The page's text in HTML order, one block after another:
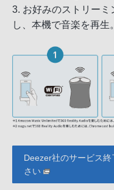
3. お好みのストリー
し、本機で音楽を再生。
Deezer社のサービス
さい